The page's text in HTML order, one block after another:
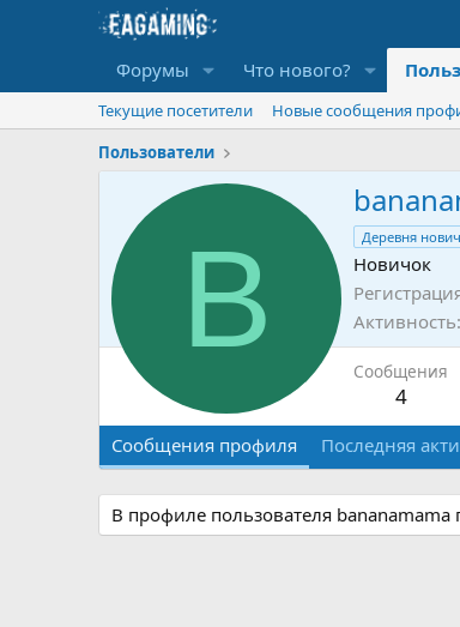
Форумы Что нового?
Текущие посетители
Новые сообщения
Пользователи
B Деревня
Новичок
Активность
Сообщения
4
Сообщения профиля Последняя
В профиле пользователя